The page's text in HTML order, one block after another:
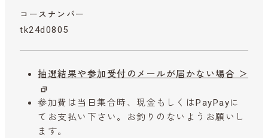
コースナンバー
tk24d0805
抽選結果や参加受付のメールが届かない場合 ＞
参加費は当日集合時、現金もしくはPayPayに
てお支払い下さい。お釣りのないようお願いし
ます。